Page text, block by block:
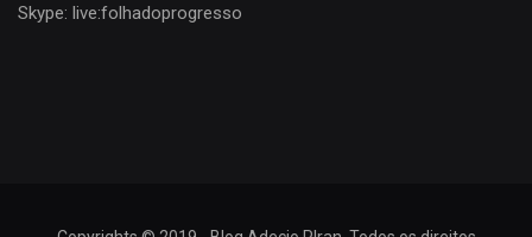
Skype: live:folhadoprogresso